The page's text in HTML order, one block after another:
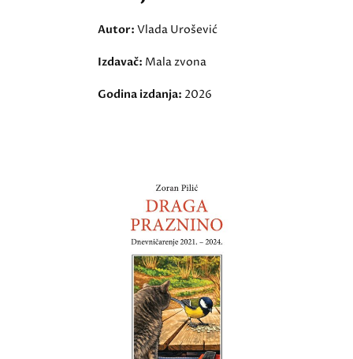
Autor: Vlada Urošević
Izdavač: Mala zvona
Godina izdanja: 2026